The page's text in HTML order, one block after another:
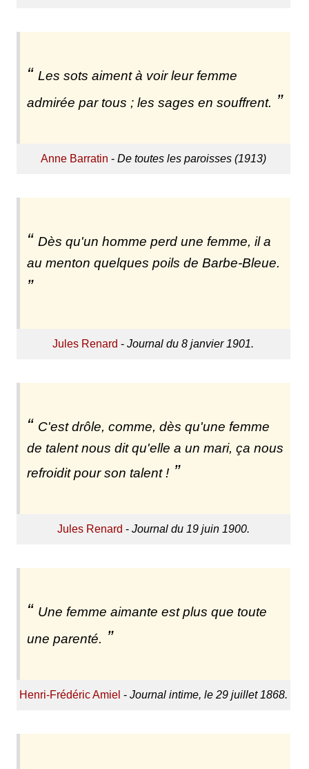
Les sots aiment à voir leur femme
admirée par tous ; les sages en souffrent.
Anne Barratin - De toutes les paroisses (1913)
Dès qu'un homme perd une femme, il a
au menton quelques poils de Barbe-Bleue.
Jules Renard -Journal du 8 janvier 1901.
C'est drôle, comme, dès qu'une femme
de talent nous dit qu'elle a un mari, ça nous
refroidit pour son talent !
Jules Renard - Journal du 19 juin 1900.
Une femme aimante est plus que toute
une parenté.
Henri-Frédéric Amiel - Journal intime, le 29 juillet 1868.